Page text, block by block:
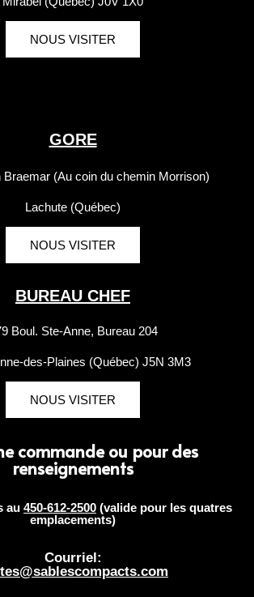
NOUS VISITER
GORE
Braemar (Au coin du chemin Morrison)
Lachute (Québec)
NOUS VISITER
BUREAU CHEF
Boul. Ste-Anne, Bureau 204
des-Plaines (Québec) J5N 3M3
NOUS VISITER
commande ou pour des
renseignements
au 450-612-2500 (valide pour les quatres
emplacements)
Courriel: